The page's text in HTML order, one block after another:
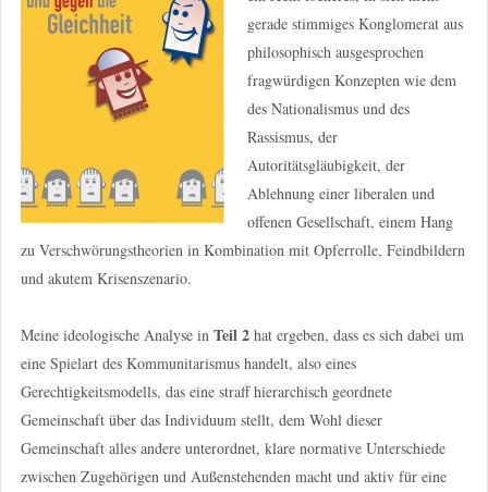
gerade stimmiges Konglomerat aus
philosophisch ausgesprochen
fragwürdigen Konzepten wie dem
des Nationalismus und des
Rassismus, der
Autoritätsgläubigkeit, der
Ablehnung einer liberalen und
offenen Gesellschaft, einem Hang
zu Verschwörungstheorien in Kombination mit Opferrolle, Feindbildern
und akutem Krisenszenario.
Meine ideologische Analyse in Teil 2hat ergeben, dass es sich dabei um
eine Spielart des Kommunitarismus handelt, also eines
Gerechtigkeitsmodells, das eine straff hierarchisch geordnete
Gemeinschaft über das Individuum stellt, dem Wohl dieser
Gemeinschaft alles andere unterordnet, klare normative Unterschiede
zwischen Zugehörigen und Außenstehenden macht und aktiv für eine